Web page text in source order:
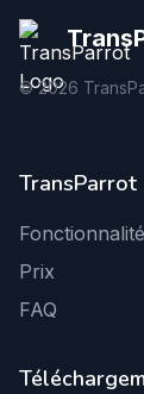
©2026
TransParrot
Prix
FAQ